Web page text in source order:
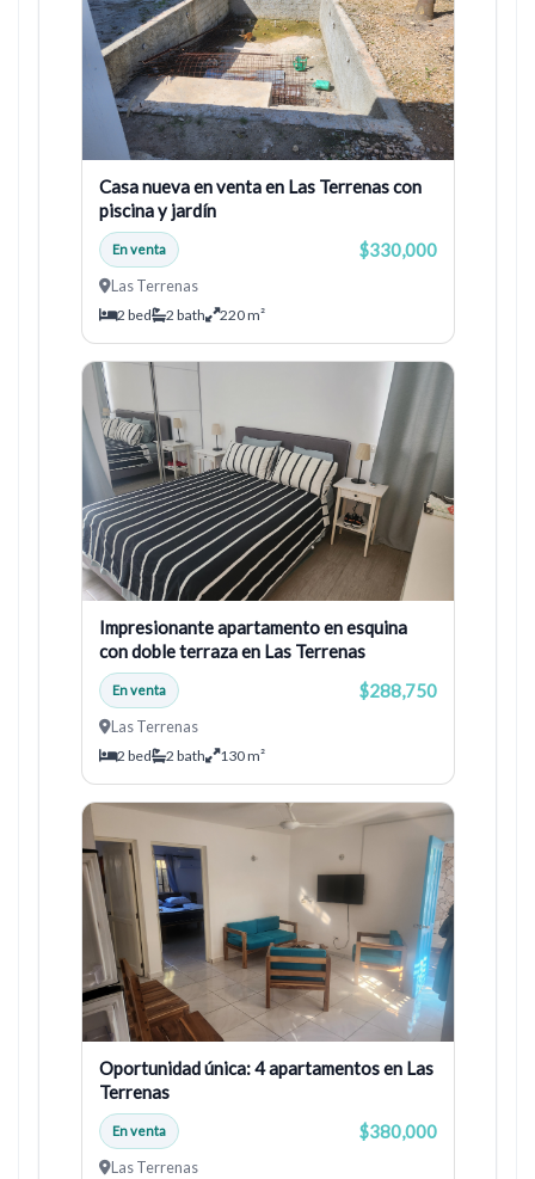
Casa nueva en venta en Las Terrenas con
piscina y jardín
En venta $330,000
Las Terrenas
2 bed 2 bath 220 m²
Impresionante apartamento en esquina
con doble terraza en Las Terrenas
En venta $288,750
Las Terrenas
2 bed 2 bath 130 m²
Oportunidad única: 4 apartamentos en Las
Terrenas
En venta $380,000
Las Terrenas